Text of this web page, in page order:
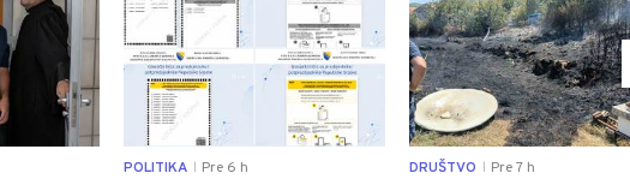
POLITIKA Pre 6 h DRUŠTVO Pre 7 h